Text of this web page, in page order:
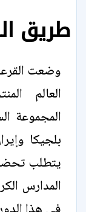
طريق
وضعت
العالم
المجموعة
بلجيكا
يتطلب
المدارس